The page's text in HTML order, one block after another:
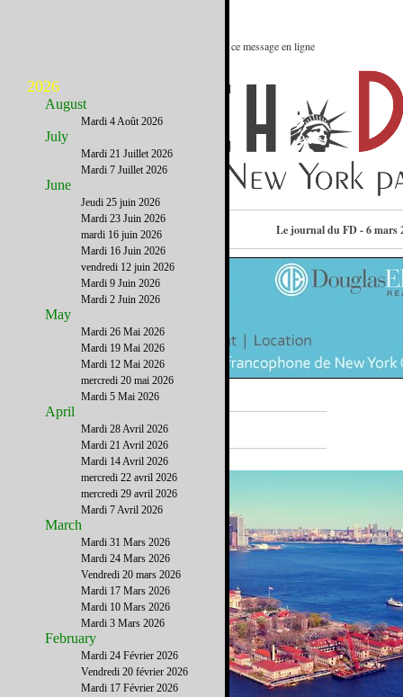
Le meilleur des Etats-Unis : Voir ce message en ligne
Le journal du FD - 6 mars
A la Une
2026
August
Mardi 4 Août 2026
July
Mardi 21 Juillet 2026
Mardi 7 Juillet 2026
June
Jeudi 25 juin 2026
Mardi 23 Juin 2026
mardi 16 juin 2026
Mardi 16 Juin 2026
vendredi 12 juin 2026
Mardi 9 Juin 2026
Mardi 2 Juin 2026
May
Mardi 26 Mai 2026
Mardi 19 Mai 2026
Mardi 12 Mai 2026
mercredi 20 mai 2026
Mardi 5 Mai 2026
April
Mardi 28 Avril 2026
Mardi 21 Avril 2026
Mardi 14 Avril 2026
mercredi 22 avril 2026
mercredi 29 avril 2026
Mardi 7 Avril 2026
March
Mardi 31 Mars 2026
Mardi 24 Mars 2026
Vendredi 20 mars 2026
Mardi 17 Mars 2026
Mardi 10 Mars 2026
Mardi 3 Mars 2026
February
Mardi 24 Février 2026
Vendredi 20 février 2026
Mardi 17 Février 2026